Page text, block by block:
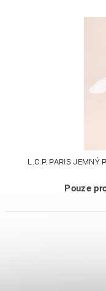
L.C.P. PARIS JEMNÝ
Pouze